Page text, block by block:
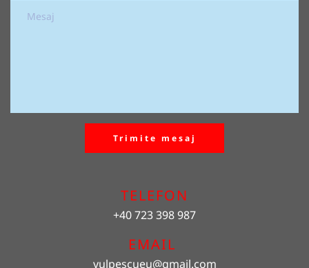
Trimite mesaj
TELEFON
+40 723 398 987
EMAIL
vulpescueu@gmail.com